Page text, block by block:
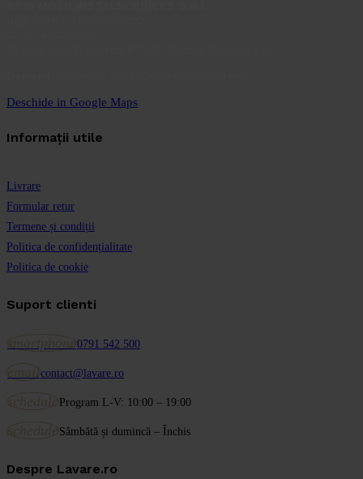
Deschide in Google Maps
Informații utile
Livrare
Formular retur
Termene și condiții
Politica de confidențialitate
Politica de cookie
Suport clienti
0791 542 500
contact@lavare.ro
Program L-V: 10:00 – 19:00
Sâmbătă și dumincă – Închis
Despre Lavare.ro